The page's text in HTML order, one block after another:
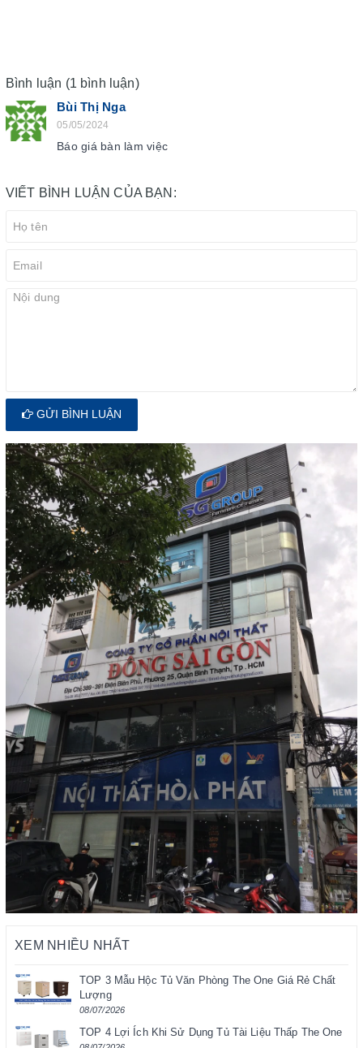
Bình luận (1 bình luận)
Bùi Thị Nga
05/05/2024
Báo giá bàn làm việc
VIẾT BÌNH LUẬN CỦA BẠN:
GỬI BÌNH LUẬN
XEM NHIỀU NHẤT
TOP 3 Mẫu Hộc Tủ Văn Phòng The One Giá Rẻ Chất
Lượng
08/07/2026
TOP 4 Lợi Ích Khi Sử Dụng Tủ Tài Liệu Thấp The One